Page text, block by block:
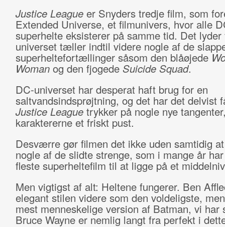
Justice Leagueer Snyders tredje film, som
Extended Universe, et filmunivers, hvor alle
superhelte eksisterer på samme tid. Det lyder
universet tæller indtil videre nogle af de
superheltefortællinger såsom den blåøjede
Womanog den fjogede Suicide Squad.
DC-universet har desperat haft brug for en
saltvandsindsprøjtning, og det har det delvist
Justice Leaguetrykker på nogle nye
karaktererne et friskt pust.
Desværre gør filmen det ikke uden samtidig
nogle af de slidte strenge, som i mange år
fleste superheltefilm til at ligge på et
Men vigtigst af alt: Heltene fungerer. Ben
elegant stilen videre som den voldeligste,
mest menneskelige version af Batman, vi har
Bruce Wayne er nemlig langt fra perfekt i